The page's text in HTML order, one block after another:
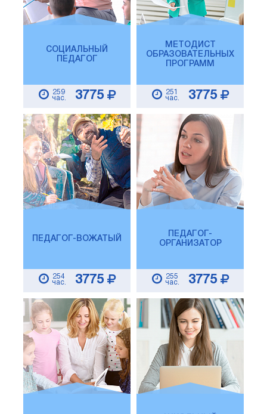
СОЦИАЛЬНЫЙ
ПЕДАГОГ
259
час.
3775
МЕТОДИСТ
ОБРАЗОВАТЕЛЬНЫХ
ПРОГРАММ
251
час.
3775
ПЕДАГОГ-ВОЖАТЫЙ
254
час.
3775
ПЕДАГОГ-
ОРГАНИЗАТОР
255
час.
3775